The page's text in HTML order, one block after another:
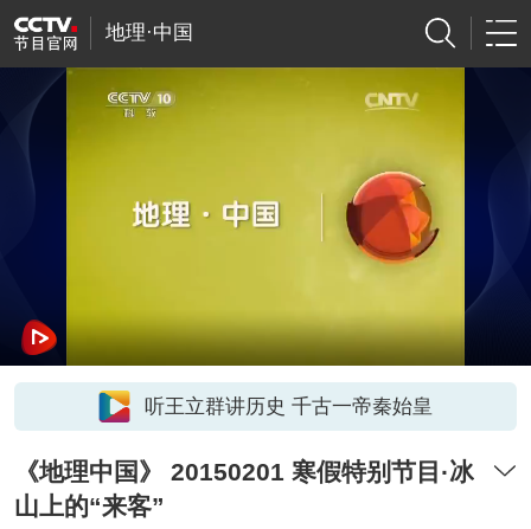
地理·中国
听王立群讲历史 千古一帝秦始皇
《地理中国》 20150201 寒假特别节目·冰
山上的“来客”